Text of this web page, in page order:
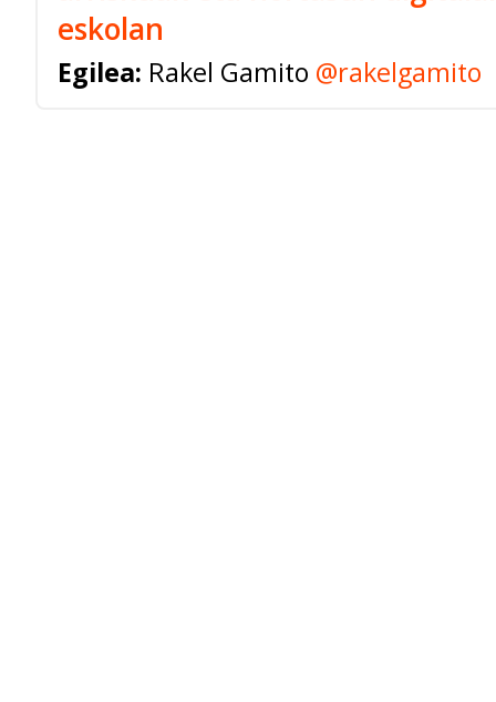
eskolan
Egilea: Rakel Gamito @rakelgamito